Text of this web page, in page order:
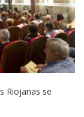
Riojanas se